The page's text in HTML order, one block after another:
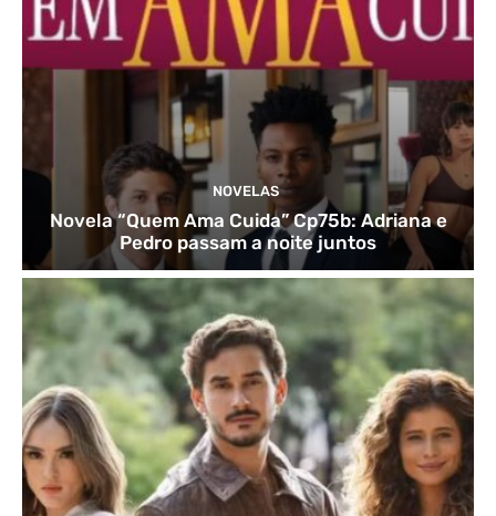
NOVELAS
Novela “Quem Ama Cuida” Cp75b: Adriana e
Pedro passam a noite juntos